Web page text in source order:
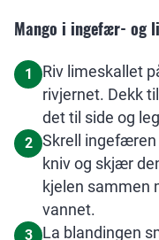
Mango i ingefær- og
1
Riv limeskallet
rivjernet. Dekk
det til side og
2
Skrell ingefæren
kniv og skjær
kjelen sammen
vannet.
3
La blandingen